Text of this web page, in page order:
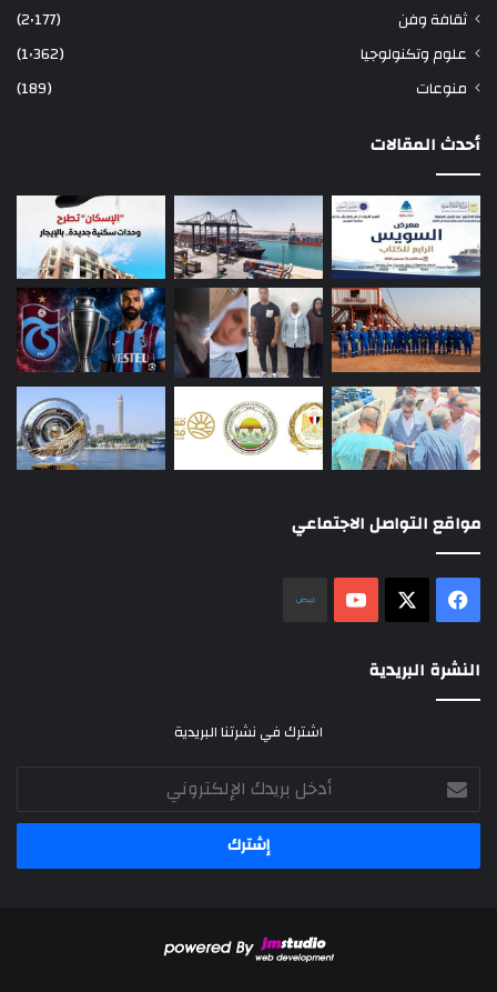
ثقافة وفن
(2٬177)
علوم وتكنولوجيا
(1٬362)
منوعات
(189)
أحدث المقالات
مواقع التواصل الاجتماعي
فيسبوك ‫YouTube
النشرة البريدية
اشترك في نشرتنا البريدية
أدخل
بريدك
الإلكتروني